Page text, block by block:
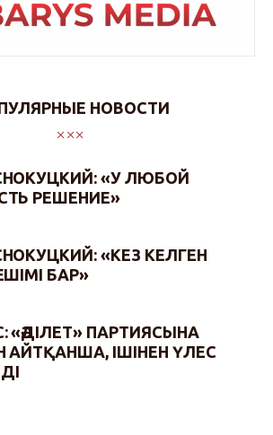
НОВОСТИ
«У ЛЮБОЙ
РЕШЕНИЕ»
«КЕЗ КЕЛГЕН
БАР»
«ӘДІЛЕТ» ПАРТИЯСЫНА
АЙТҚАНША, ІШІНЕН ҮЛЕС